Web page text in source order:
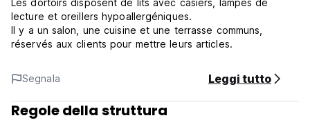
Les dortoirs disposent de lits avec casiers, lampes de
lecture et oreillers hypoallergéniques.
Il y a un salon, une cuisine et une terrasse communs,
réservés aux clients pour mettre leurs articles.
Segnala Leggi tutto
Regole della struttura